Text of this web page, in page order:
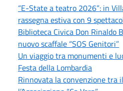
“E-State a teatro 2026”: in
rassegna estiva con 9
Biblioteca Civica Don Rinaldo
nuovo scaffale “SOS Genitori”
Un viaggio tra monumenti e
Festa della Lombardia
Rinnovata la convenzione tra